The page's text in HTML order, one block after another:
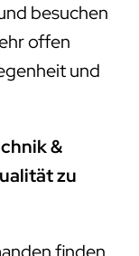
besuchen
offen
und
&
zu